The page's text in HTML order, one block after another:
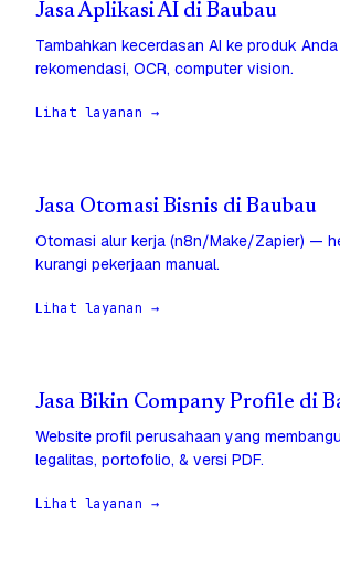
Jasa Aplikasi AI di Baubau
Tambahkan kecerdasan AI ke produk
rekomendasi, OCR, computer vision.
Lihat layanan →
Jasa Otomasi Bisnis di Baubau
Otomasi alur kerja (n8n/Make/Zapier) —
kurangi pekerjaan manual.
Lihat layanan →
Jasa Bikin Company Profile di
Website profil perusahaan yang
legalitas, portofolio, & versi PDF.
Lihat layanan →